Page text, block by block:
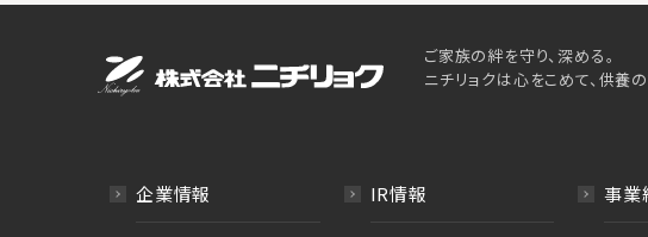
ご家族の絆を守り、深める。
ニチリョクは心をこめて、供養
企業情報 IR情報 事業